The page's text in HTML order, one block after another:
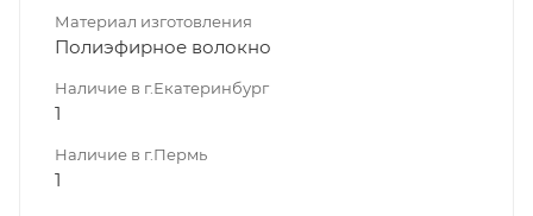
Материал изготовления
Полиэфирное волокно
Наличие в г.Екатеринбург
1
Наличие в г.Пермь
1